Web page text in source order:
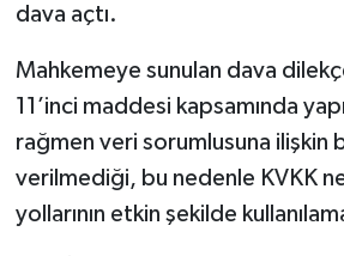
dava açtı.
Mahkemeye sunulan dava
11’inci maddesi kapsamında
rağmen veri sorumlusuna ilişkin
verilmediği, bu nedenle KVKK
yollarının etkin şekilde